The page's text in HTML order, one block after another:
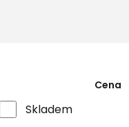
Skladem
Cena